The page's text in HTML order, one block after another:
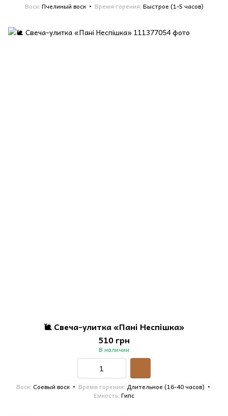
Воск Пчелиный воск Время горения Быстрое (1-5 часов)
🐌 Свеча-улитка «Пані Неспішка»
510 грн
В наличии
Воск Соевый воск Время горения Длительное (16-40 часов)
Емкость Гипс